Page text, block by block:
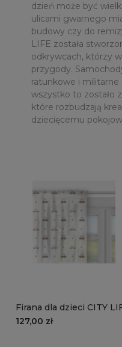
dzień może być
ulicami gwarnego
budowy czy do
LIFE została
odkrywcach, którzy
przygody.
ratunkowe i
wszystko to zostało
które rozbudzają
dziecięcemu
Firana dla dzieci CITY
wzór D258 | autka
127,00 zł